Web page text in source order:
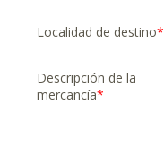
Localidad de destino*
Descripción de la
mercancía*